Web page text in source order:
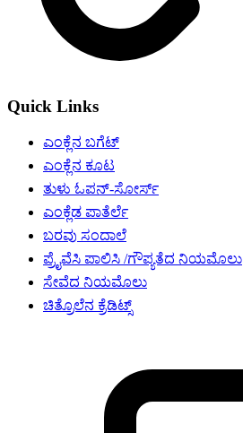
Quick Links
ಎಂಕ್ಲೆನ ಬಗೆಟ್
ಎಂಕ್ಲೆನ ಕೂಟ
ತುಳು ಓಪನ್-ಸೋರ್ಸ್
ಎಂಕ್ಲೆಡ ಪಾತೆರ್ಲೆ
ಬರವು ಸಂದಾಲೆ
ಪ್ರೈವೆಸಿ ಪಾಲಿಸಿ /ಗೌಪ್ಯತೆದ ನಿಯಮೊಲು
ಸೇವೆದ ನಿಯಮೊಲು
ಚಿತ್ರೊಲೆನ ಕ್ರೆಡಿಟ್ಸ್